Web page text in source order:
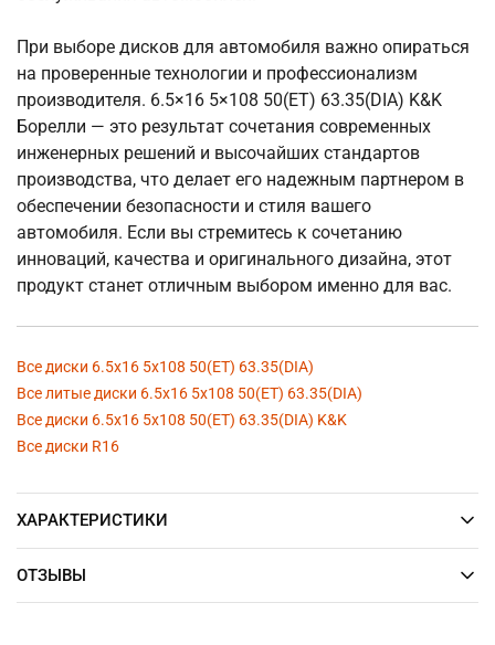
При выборе дисков для автомобиля важно опираться
на проверенные технологии и профессионализм
производителя. 6.5×16 5×108 50(ET) 63.35(DIA) K&K
Борелли — это результат сочетания современных
инженерных решений и высочайших стандартов
производства, что делает его надежным партнером в
обеспечении безопасности и стиля вашего
автомобиля. Если вы стремитесь к сочетанию
инноваций, качества и оригинального дизайна, этот
продукт станет отличным выбором именно для вас.
Все диски 6.5x16 5x108 50(ET) 63.35(DIA)
Все литые диски 6.5x16 5x108 50(ET) 63.35(DIA)
Все диски 6.5x16 5x108 50(ET) 63.35(DIA) K&K
Все диски R16
ХАРАКТЕРИСТИКИ
ОТЗЫВЫ